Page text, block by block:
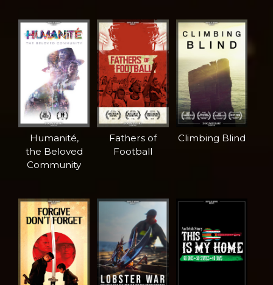
Humanité,
the Beloved
Community
Fathers of
Football
Climbing Blind